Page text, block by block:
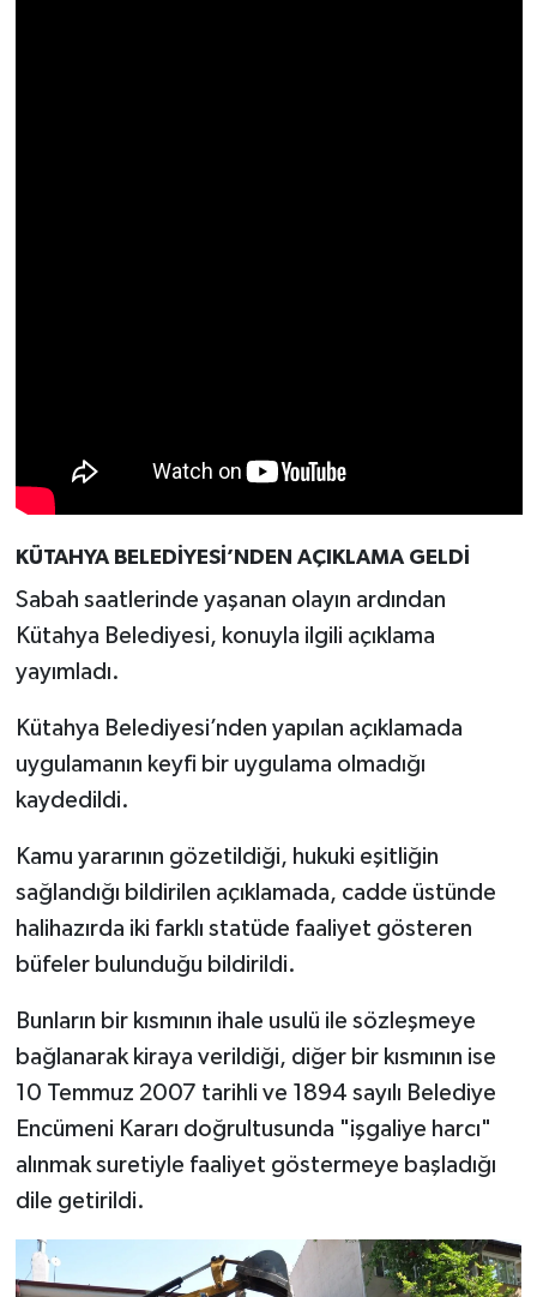
KÜTAHYA BELEDİYESİ’NDEN AÇIKLAMA GELDİ
Sabah saatlerinde yaşanan olayın ardından
Kütahya Belediyesi, konuyla ilgili açıklama
yayımladı.
Kütahya Belediyesi’nden yapılan açıklamada
uygulamanın keyfi bir uygulama olmadığı
kaydedildi.
Kamu yararının gözetildiği, hukuki eşitliğin
sağlandığı bildirilen açıklamada, cadde üstünde
halihazırda iki farklı statüde faaliyet gösteren
büfeler bulunduğu bildirildi.
Bunların bir kısmının ihale usulü ile sözleşmeye
bağlanarak kiraya verildiği, diğer bir kısmının ise
10 Temmuz 2007 tarihli ve 1894 sayılı Belediye
Encümeni Kararı doğrultusunda "işgaliye harcı"
alınmak suretiyle faaliyet göstermeye başladığı
dile getirildi.